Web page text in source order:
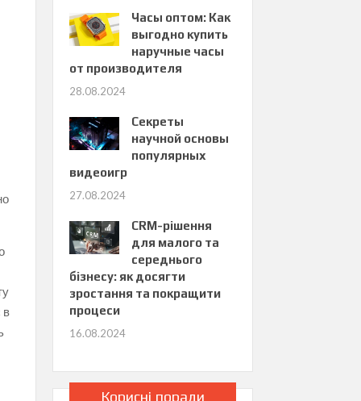
в
Часы оптом: Как
выгодно купить
наручные часы
от производителя
28.08.2024
Секреты
научной основы
популярных
видеоигр
27.08.2024
CRM-рішення
для малого та
середнього
бізнесу: як досягти
зростання та покращити
процеси
16.08.2024
Корисні поради